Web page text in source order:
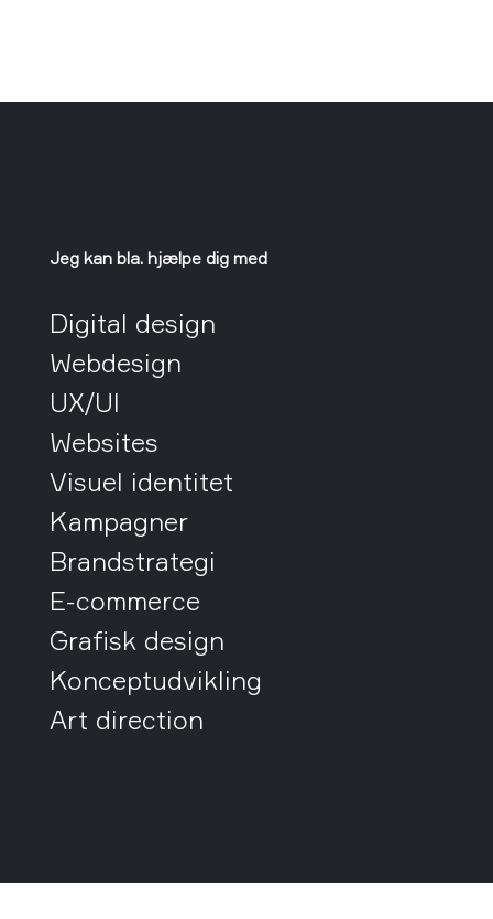
Jeg kan bla. hjælpe dig med
Digital design
Webdesign
UX/UI
Websites
Visuel identitet
Kampagner
Brandstrategi
E-commerce
Grafisk design
Konceptudvikling
Art direction